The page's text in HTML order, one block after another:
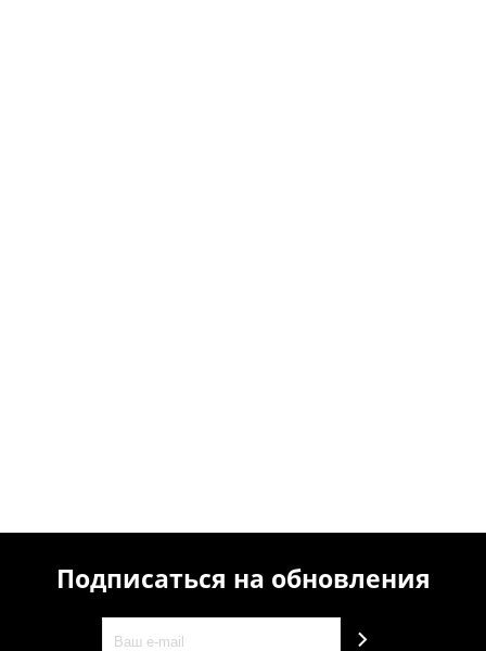
Подписаться на обновления